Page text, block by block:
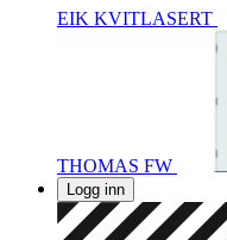
EIK KVITLASERT
THOMAS FW
Logg inn